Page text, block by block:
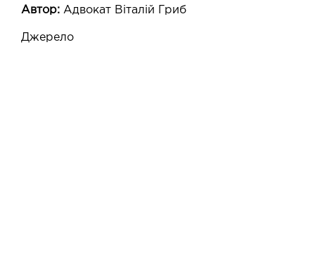
Автор: Адвокат Віталій Гриб
Джерело